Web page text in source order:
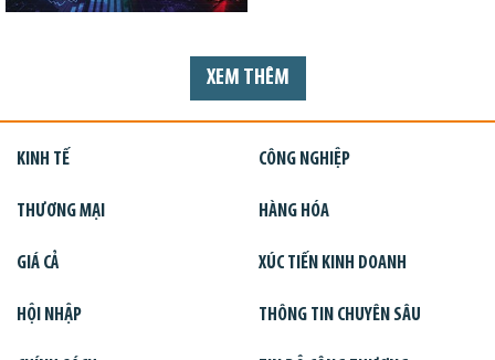
XEM THÊM
KINH TẾ CÔNG NGHIỆP
THƯƠNG MẠI HÀNG HÓA
GIÁ CẢ XÚC TIẾN KINH DOANH
HỘI NHẬP THÔNG TIN CHUYÊN SÂU